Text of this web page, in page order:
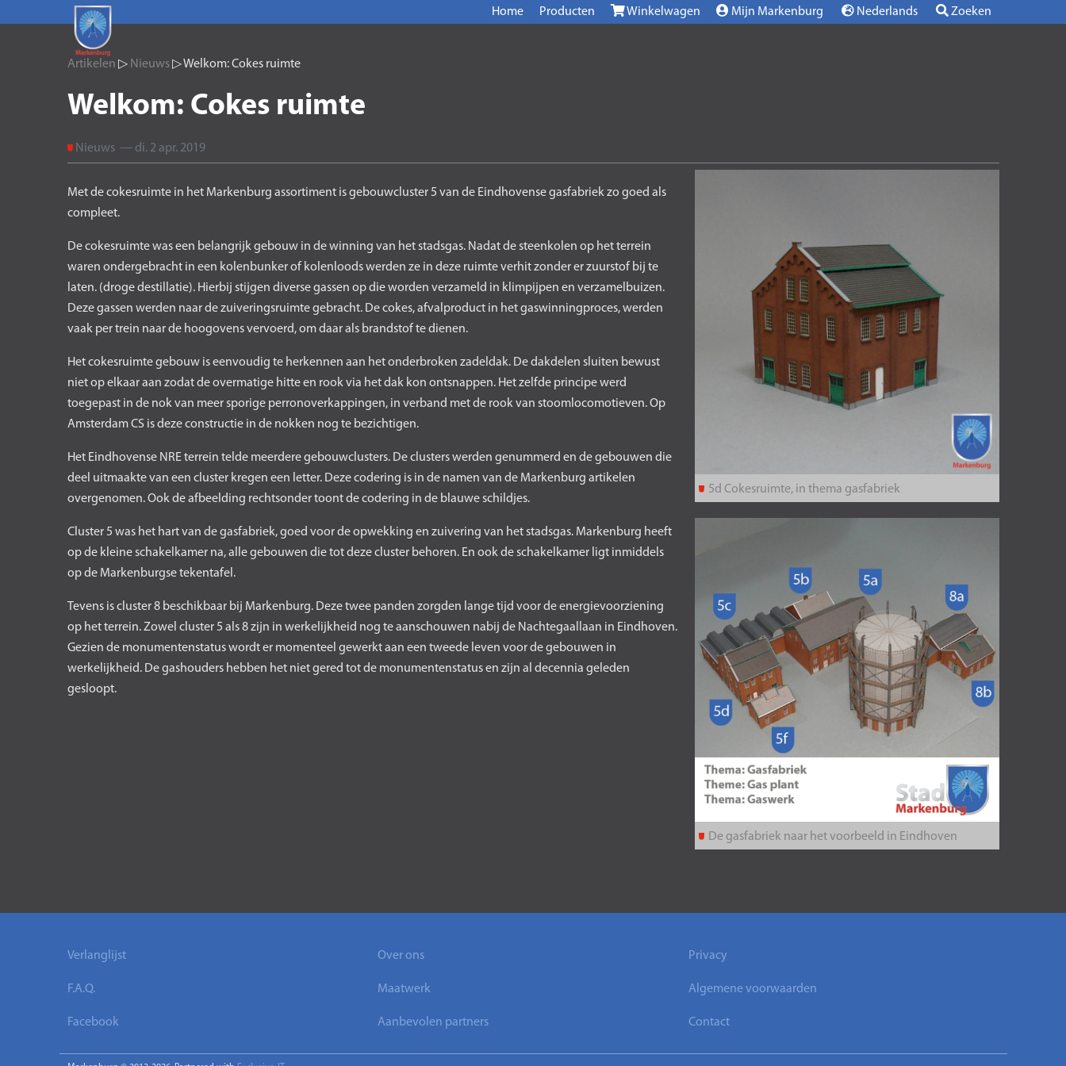
Home Producten Winkelwagen Mijn Markenburg Nederlands Zoeken
Artikelen ▷ Nieuws▷ Welkom: Cokes ruimte
Welkom: Cokes ruimte
Nieuws — di. 2 apr. 2019
Met de cokesruimte in het Markenburg assortiment is gebouwcluster 5 van de Eindhovense gasfabriek zo goed als
compleet.
De cokesruimte was een belangrijk gebouw in de winning van het stadsgas. Nadat de steenkolen op het terrein
waren ondergebracht in een kolenbunker of kolenloods werden ze in deze ruimte verhit zonder er zuurstof bij te
laten. (droge destillatie). Hierbij stijgen diverse gassen op die worden verzameld in klimpijpen en verzamelbuizen.
Deze gassen werden naar de zuiveringsruimte gebracht. De cokes, afvalproduct in het gaswinningproces, werden
vaak per trein naar de hoogovens vervoerd, om daar als brandstof te dienen.
Het cokesruimte gebouw is eenvoudig te herkennen aan het onderbroken zadeldak. De dakdelen sluiten bewust
niet op elkaar aan zodat de overmatige hitte en rook via het dak kon ontsnappen. Het zelfde principe werd
toegepast in de nok van meer sporige perronoverkappingen, in verband met de rook van stoomlocomotieven. Op
Amsterdam CS is deze constructie in de nokken nog te bezichtigen.
Het Eindhovense NRE terrein telde meerdere gebouwclusters. De clusters werden genummerd en de gebouwen die
deel uitmaakte van een cluster kregen een letter. Deze codering is in de namen van de Markenburg artikelen
overgenomen. Ook de afbeelding rechtsonder toont de codering in de blauwe schildjes.
Cluster 5 was het hart van de gasfabriek, goed voor de opwekking en zuivering van het stadsgas. Markenburg heeft
op de kleine schakelkamer na, alle gebouwen die tot deze cluster behoren. En ook de schakelkamer ligt inmiddels
op de Markenburgse tekentafel.
Tevens is cluster 8 beschikbaar bij Markenburg. Deze twee panden zorgden lange tijd voor de energievoorziening
op het terrein. Zowel cluster 5 als 8 zijn in werkelijkheid nog te aanschouwen nabij de Nachtegaallaan in Eindhoven.
Gezien de monumentenstatus wordt er momenteel gewerkt aan een tweede leven voor de gebouwen in
werkelijkheid. De gashouders hebben het niet gered tot de monumentenstatus en zijn al decennia geleden
gesloopt.
5d Cokesruimte, in thema gasfabriek
De gasfabriek naar het voorbeeld in Eindhoven
Verlanglijst
F.A.Q.
Facebook
Over ons
Maatwerk
Aanbevolen partners
Privacy
Algemene voorwaarden
Contact